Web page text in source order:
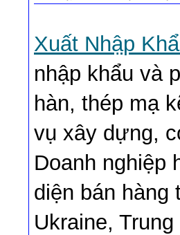
Xuất Nhập
nhập khẩu và
hàn, thép mạ
vụ xây dựng,
Doanh nghiệp
diện bán hàng
Ukraine,